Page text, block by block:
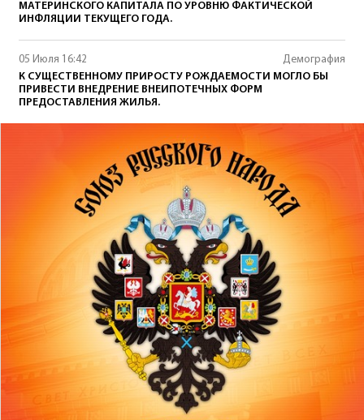
МАТЕРИНСКОГО КАПИТАЛА ПО УРОВНЮ ФАКТИЧЕСКОЙ
ИНФЛЯЦИИ ТЕКУЩЕГО ГОДА.
05 Июля 16:42
Демография
К СУЩЕСТВЕННОМУ ПРИРОСТУ РОЖДАЕМОСТИ МОГЛО БЫ
ПРИВЕСТИ ВНЕДРЕНИЕ ВНЕИПОТЕЧНЫХ ФОРМ
ПРЕДОСТАВЛЕНИЯ ЖИЛЬЯ.